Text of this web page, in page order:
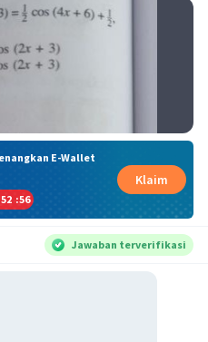
E-Wallet
52 :56
Klaim
Jawaban terverifikasi